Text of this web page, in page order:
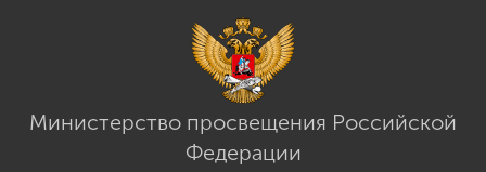
Министерство просвещения Российской
Федерации